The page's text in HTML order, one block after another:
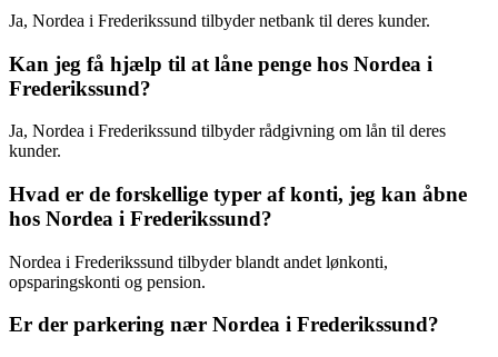
Ja, Nordea i Frederikssund tilbyder netbank til deres kunder.
Kan jeg få hjælp til at låne penge hos Nordea i
Frederikssund?
Ja, Nordea i Frederikssund tilbyder rådgivning om lån til deres
kunder.
Hvad er de forskellige typer af konti, jeg kan åbne
hos Nordea i Frederikssund?
Nordea i Frederikssund tilbyder blandt andet lønkonti,
opsparingskonti og pension.
Er der parkering nær Nordea i Frederikssund?